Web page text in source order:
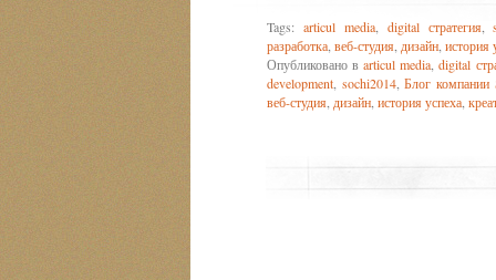
Tags: articul media, digital стратегия,
разработка веб-студия дизайн история
Опубликовано вarticul media ,digital
development sochi2014,Блог компании
веб-студия дизайн история успеха